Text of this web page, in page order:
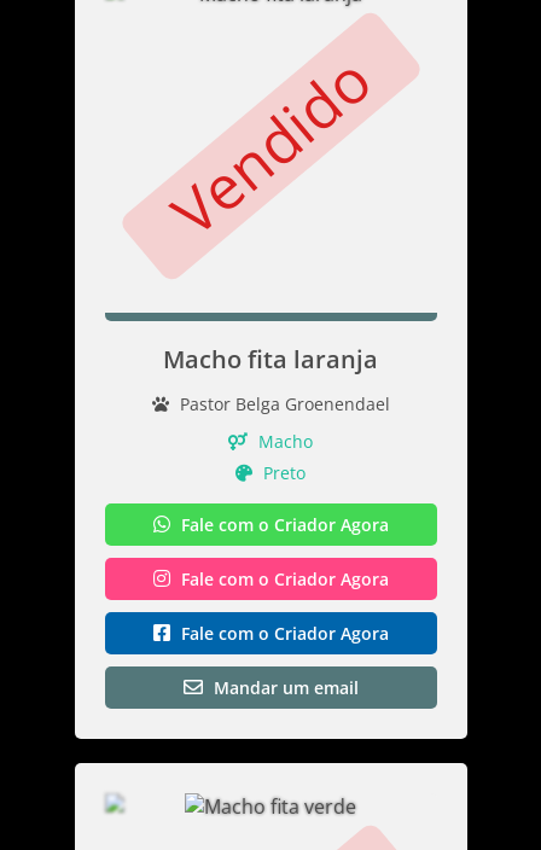
Vendido
Macho fita laranja
Pastor Belga Groenendael
Macho
Preto
Fale com o Criador Agora
Fale com o Criador Agora
Fale com o Criador Agora
Mandar um email